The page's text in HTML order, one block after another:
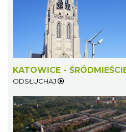
KATOWICE -
ODSŁUCHAJ